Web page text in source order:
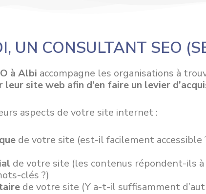
UN CONSULTANT SEO
à Albi accompagne les organisations à
leur site web afin d’en faire un levier
aspects de votre site internet :
de votre site (est-il facilement
de votre site (les contenus répondent-ils
clés ?)
de votre site (Y a-t-il suffisamment